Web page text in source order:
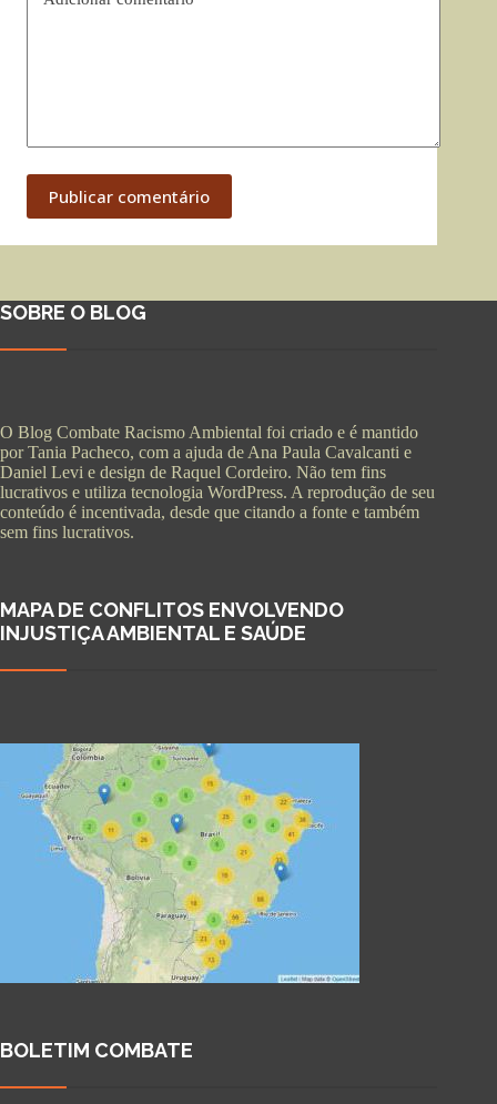
Publicar comentário
SOBRE O BLOG
O Blog Combate Racismo Ambiental foi criado e é mantido
por Tania Pacheco, com a ajuda de Ana Paula Cavalcanti e
Daniel Levi e design de Raquel Cordeiro. Não tem fins
lucrativos e utiliza tecnologia WordPress. A reprodução de seu
conteúdo é incentivada, desde que citando a fonte e também
sem fins lucrativos.
MAPA DE CONFLITOS ENVOLVENDO
INJUSTIÇA AMBIENTAL E SAÚDE
BOLETIM COMBATE